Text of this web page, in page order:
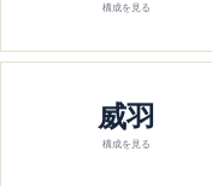
構成を見る
威羽
構成を見る